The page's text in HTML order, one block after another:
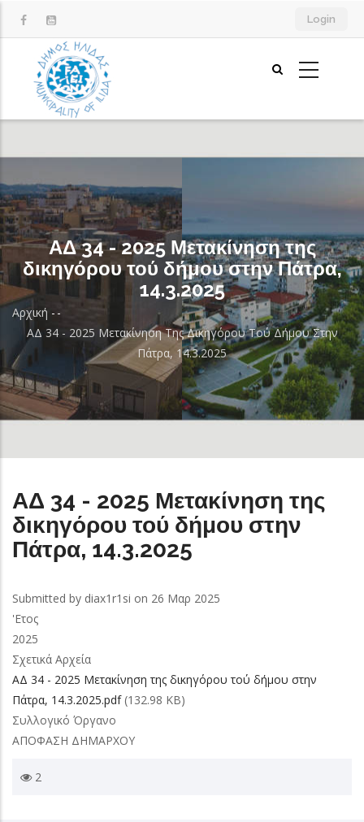
προς
περιεχόμενο
Login
ΑΔ 34 - 2025 Μετακίνηση της
δικηγόρου τού δήμου στην Πάτρα,
14.3.2025
Breadcrumb
Αρχική - -
ΑΔ 34 - 2025 Μετακίνηση Της Δικηγόρου Τού Δήμου Στην
Πάτρα, 14.3.2025
ΑΔ 34 - 2025 Μετακίνηση της
δικηγόρου τού δήμου στην
Πάτρα, 14.3.2025
Submitted by diax1r1si on 26 Μαρ 2025
'Ετος
2025
Σχετικά Αρχεία
ΑΔ 34 - 2025 Μετακίνηση της δικηγόρου τού δήμου στην
Πάτρα, 14.3.2025.pdf (132.98 KB)
Συλλογικό Όργανο
ΑΠΟΦΑΣΗ ΔΗΜΑΡΧΟΥ
2